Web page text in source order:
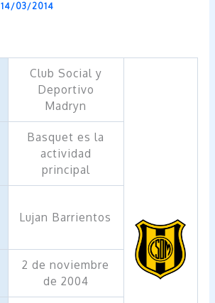
14/03/2014
Club Social y
Deportivo
Madryn
Basquet es la
actividad
principal
Lujan Barrientos
2 de noviembre
de 2004